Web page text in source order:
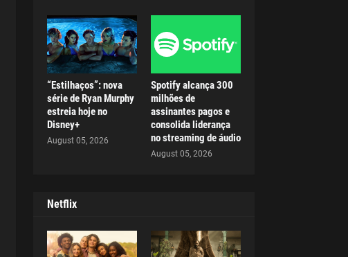
“Estilhaços”: nova
série de Ryan Murphy
estreia hoje no
Disney+
August 05, 2026
Spotify alcança 300
milhões de
assinantes pagos e
consolida liderança
no streaming de áudio
August 05, 2026
Netflix